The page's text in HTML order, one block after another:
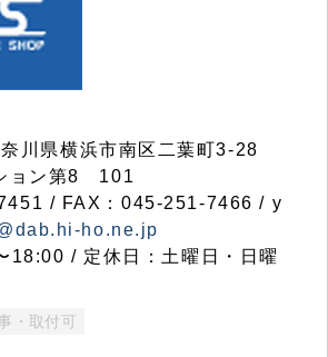
川県横浜市南区二葉町3-28
ョン第8 101
/ FAX：045-251-7466 / y
ho.ne.jp
18:00 / 定休日：土曜日・日曜
・取付可